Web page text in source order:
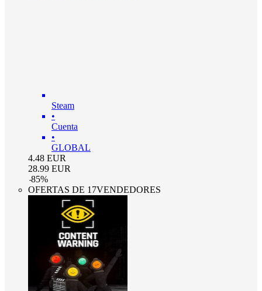
Steam
•
Cuenta
•
GLOBAL
4.48 EUR
28.99 EUR
-85%
OFERTAS DE 17VENDEDORES